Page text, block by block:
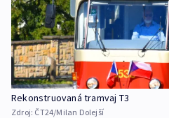
Rekonstruovaná tramvaj T3
Zdroj: ČT24/Milan Dolejší